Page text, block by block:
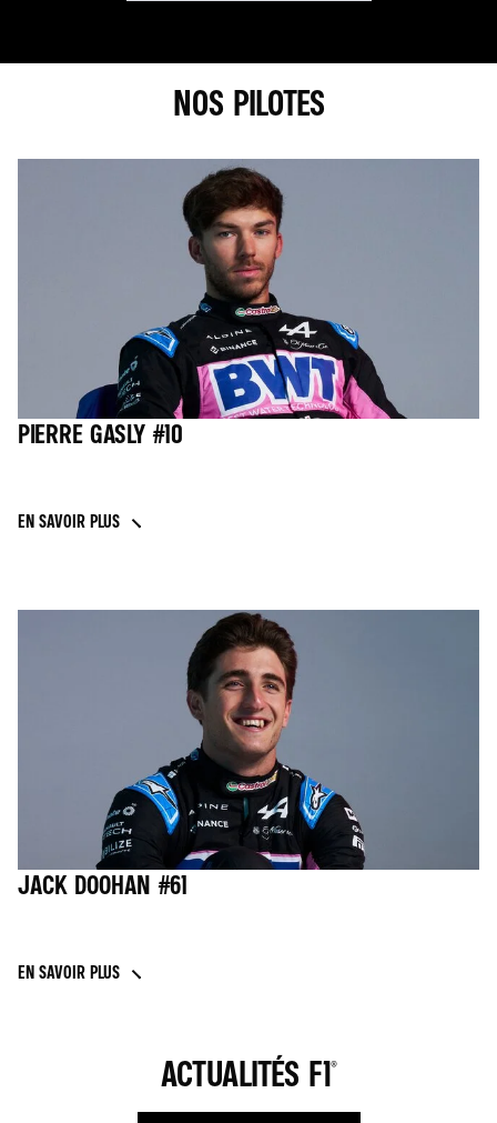
NOS PILOTES
PIERRE GASLY #10
EN SAVOIR PLUS
JACK DOOHAN #61
EN SAVOIR PLUS
ACTUALITÉS F1®